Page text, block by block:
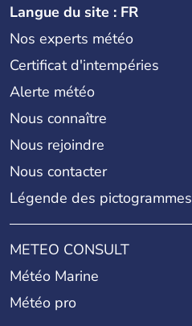
Langue du site : FR
Nos experts météo
Certificat d'intempéries
Alerte météo
Nous connaître
Nous rejoindre
Nous contacter
Légende des pictogrammes
METEO CONSULT
Météo Marine
Météo pro